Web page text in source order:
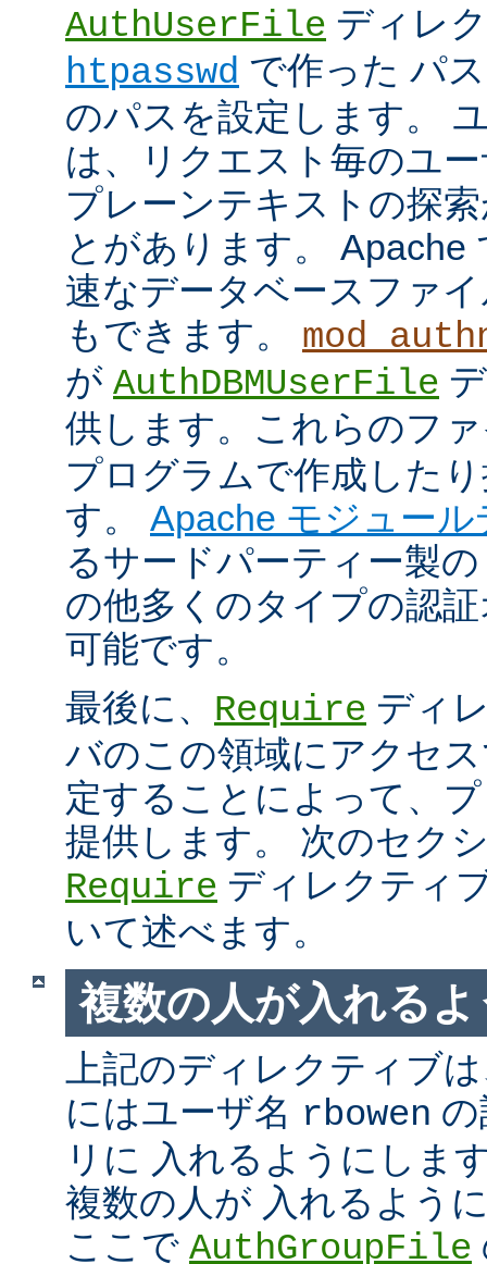
AuthUserFile ディレ
htpasswd で作った パ
のパスを設定します。
は、リクエスト毎のユ
プレーンテキストの探
とがあります。 Apache
速なデータベースファ
もできます。
が AuthDBMUserFile
供します。これらのフ
プログラムで作成した
す。 Apache モジュー
るサードパーティー製
の他多くのタイプの認
可能です。
最後に、 Require ディ
バのこの領域にアクセ
定することによって、
提供します。 次のセク
Require ディレクティ
いて述べます。
複数の人が入れる
上記のディレクティブ
にはユーザ名 rbowen
リに 入れるようにしま
複数の人が 入れるよう
ここで AuthGroupFile